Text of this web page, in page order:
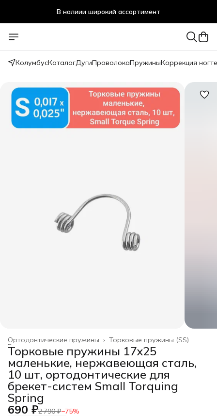
В налиии широкий ассортимент
Стоматологичечкие материалы оптом и в розницу
КолумбусКаталогДугиПроволокаПружиныКоррекция
Торковые пружины (SS)
Ортодонтические пружины ›
Главная
Торковые пружины 17x25
маленькие, нержавеющая сталь,
10 шт, ортодонтические для
брекет-систем Small Torquing
Spring
690 ₽2 790 ₽−75%